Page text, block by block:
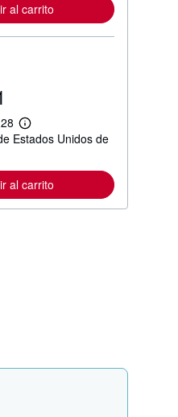
f
o
r
s
b
e
l
s
al carrito
M
á
f
o
r
a
Estados Unidos de
al carrito